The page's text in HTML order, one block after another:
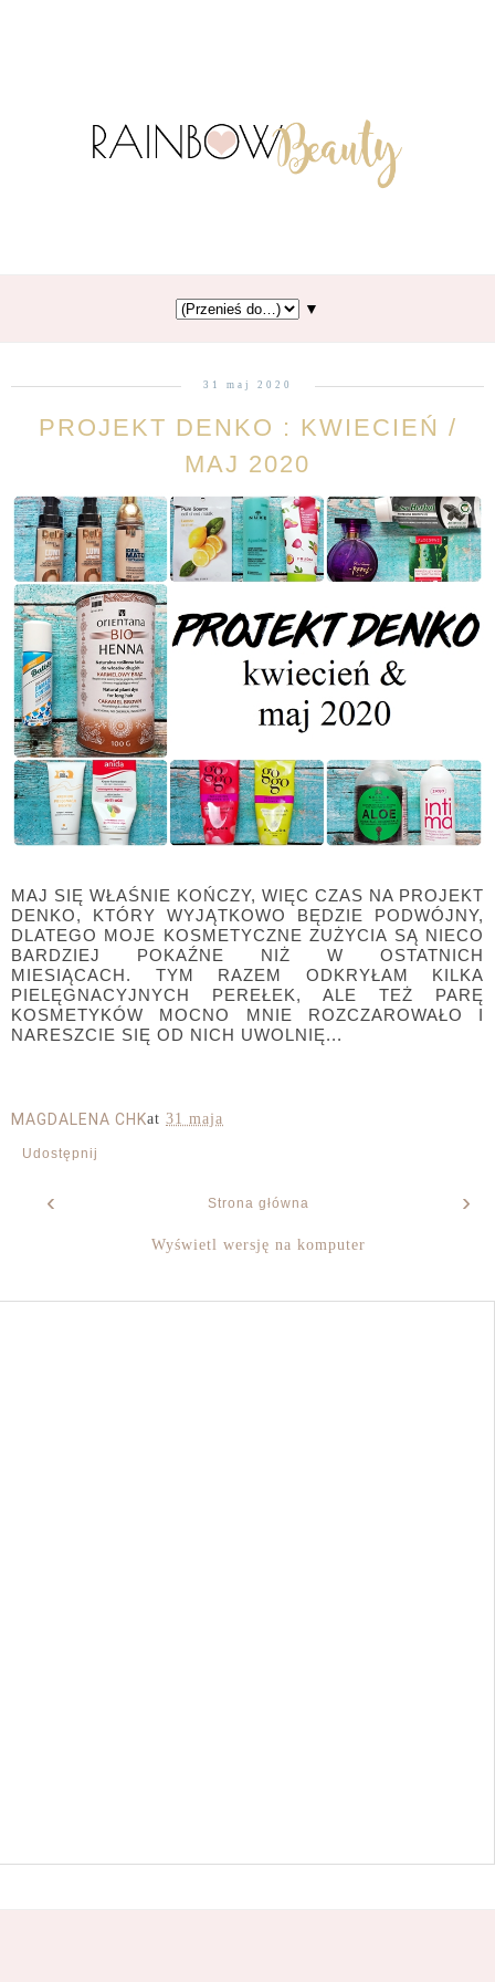
▼
31 maj 2020
PROJEKT DENKO : KWIECIEŃ /
MAJ 2020
MAJ SIĘ WŁAŚNIE KOŃCZY, WIĘC CZAS NA PROJEKT
DENKO, KTÓRY WYJĄTKOWO BĘDZIE PODWÓJNY,
DLATEGO MOJE KOSMETYCZNE ZUŻYCIA SĄ NIECO
BARDZIEJ POKAŹNE NIŻ W OSTATNICH
MIESIĄCACH. TYM RAZEM ODKRYŁAM KILKA
PIELĘGNACYJNYCH PEREŁEK, ALE TEŻ PARĘ
KOSMETYKÓW MOCNO MNIE ROZCZAROWAŁO I
NARESZCIE SIĘ OD NICH UWOLNIĘ...
MAGDALENA CHKat 31 maja
Udostępnij
‹ ›
Strona główna
Wyświetl wersję na komputer